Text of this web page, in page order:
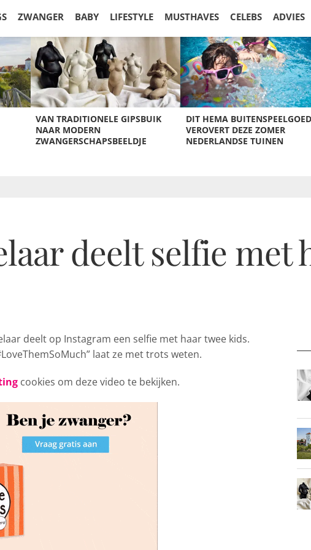
ZWANGER BABY LIFESTYLE MUSTHAVES CELEBS ADVIES
VAN TRADITIONELE GIPSBUIK
NAAR MODERN
ZWANGERSCHAPSBEELDJE
DIT HEMA BUITENSPEELGOED
VEROVERT DEZE ZOMER
NEDERLANDSE TUINEN
deelt selfie met
deelt op Instagram een selfie met haar twee kids.
laat ze met trots weten.
cookies om deze video te bekijken.